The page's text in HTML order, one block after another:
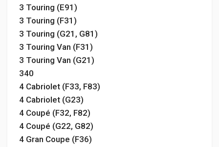
3 Touring (E91)
3 Touring (F31)
3 Touring (G21, G81)
3 Touring Van (F31)
3 Touring Van (G21)
340
4 Cabriolet (F33, F83)
4 Cabriolet (G23)
4 Coupé (F32, F82)
4 Coupé (G22, G82)
4 Gran Coupe (F36)